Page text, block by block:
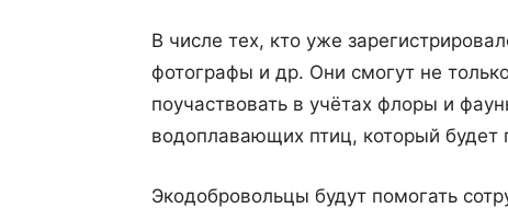
В числе тех, кто уже
фотографы и др. Они смогут не
поучаствовать в учётах флоры и
водоплавающих птиц, который
Экодобровольцы будут помогать